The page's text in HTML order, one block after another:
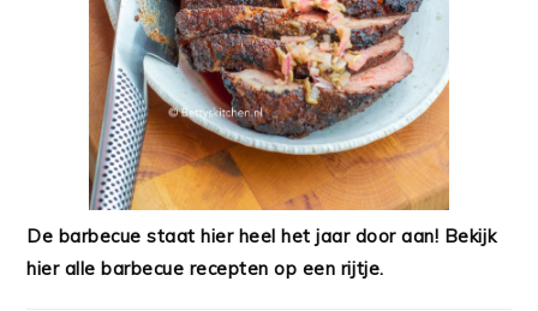
De barbecue staat hier heel het jaar door aan! Bekijk
hier alle barbecue recepten op een rijtje.